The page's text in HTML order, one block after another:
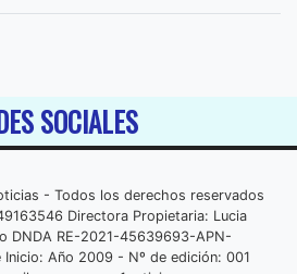
SOCIALES
- Todos los derechos reservados
Directora Propietaria: Lucia
DNDA RE-2021-45639693-APN-
Inicio: Año 2009 - Nº de edición: 001